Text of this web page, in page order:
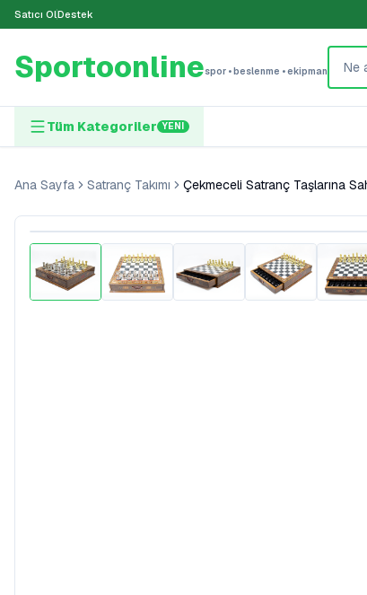
Satıcı OlDestek
Sportoonlinespor • beslenme • ekipman
Tüm Kategoriler YENI
Ana Sayfa Satranç Takımı Çekmeceli Satranç Taşlarına
%23İndirim